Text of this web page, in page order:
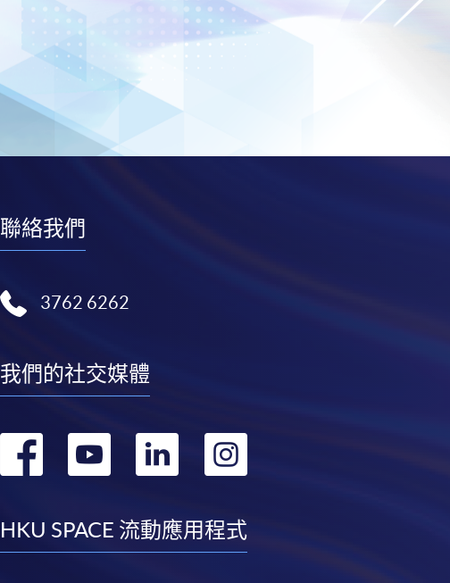
聯絡我們
3762 6262
我們的社交媒體
轉
facebook
轉
youtube
轉
linkedin
轉
instagram
HKU SPACE 流動應用程式